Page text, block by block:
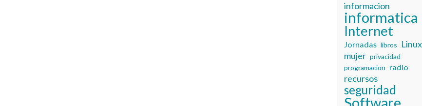
informacion
informatica
Internet
Jornadas libros
Linux
mujer privacidad
programacion radio
recursos
seguridad
Software